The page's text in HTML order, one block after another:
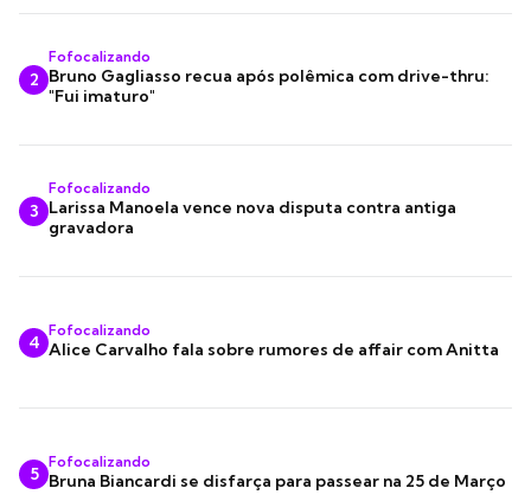
2
Fofocalizando
Bruno Gagliasso recua após polêmica com drive-thru:
"Fui imaturo"
3
Fofocalizando
Larissa Manoela vence nova disputa contra antiga
gravadora
4
Fofocalizando
Alice Carvalho fala sobre rumores de affair com Anitta
5
Fofocalizando
Bruna Biancardi se disfarça para passear na 25 de Março